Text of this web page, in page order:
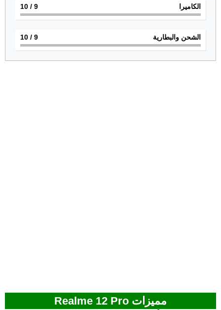
الكاميرا 9
/ 10
الشحن والبطارية 9
/ 10
مميزات Realme 12 Pro